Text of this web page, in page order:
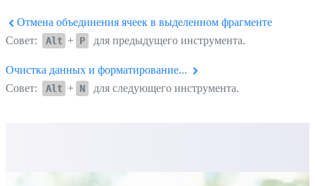
Отмена объединения ячеек в выделенном фрагменте
Совет:
Alt + P для предыдущего инструмента.
Очистка данных и форматирование...
Совет:
Alt + N для следующего инструмента.